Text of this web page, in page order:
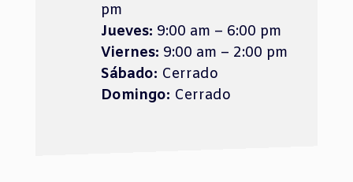
pm
Jueves: 9:00 am – 6:00 pm
Viernes: 9:00 am – 2:00 pm
Sábado: Cerrado
Domingo: Cerrado